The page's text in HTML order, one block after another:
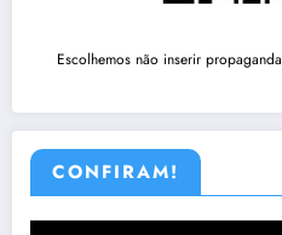
Escolhemos não inserir
CONFIRAM!